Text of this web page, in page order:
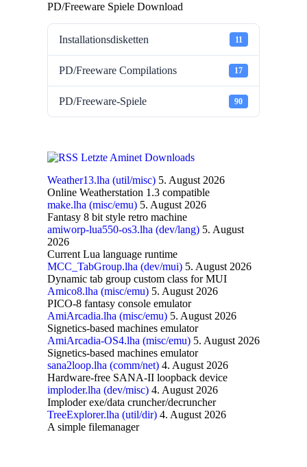
PD/Freeware Spiele Download
Installationsdisketten 11
PD/Freeware Compilations 17
PD/Freeware-Spiele 90
Letzte Aminet Downloads
Weather13.lha (util/misc) 5. August 2026
Online Weatherstation 1.3 compatible
make.lha (misc/emu) 5. August 2026
Fantasy 8 bit style retro machine
amiworp-lua550-os3.lha (dev/lang) 5. August
2026
Current Lua language runtime
MCC_TabGroup.lha (dev/mui) 5. August 2026
Dynamic tab group custom class for MUI
Amico8.lha (misc/emu) 5. August 2026
PICO-8 fantasy console emulator
AmiArcadia.lha (misc/emu) 5. August 2026
Signetics-based machines emulator
AmiArcadia-OS4.lha (misc/emu) 5. August 2026
Signetics-based machines emulator
sana2loop.lha (comm/net) 4. August 2026
Hardware-free SANA-II loopback device
imploder.lha (dev/misc) 4. August 2026
Imploder exe/data cruncher/decruncher
TreeExplorer.lha (util/dir) 4. August 2026
A simple filemanager